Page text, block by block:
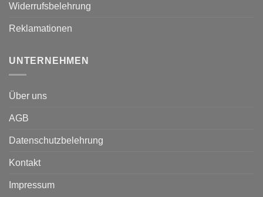
Widerrufsbelehrung
Reklamationen
UNTERNEHMEN
Über uns
AGB
Datenschutzbelehrung
Kontakt
Impressum